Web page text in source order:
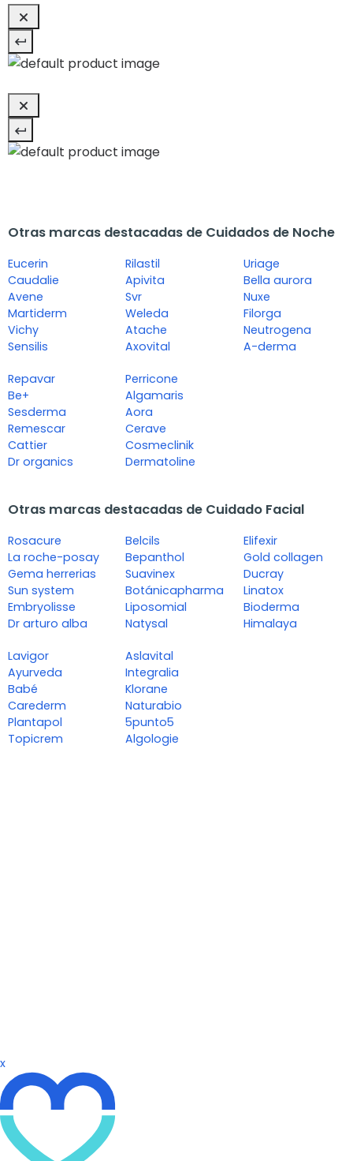
Otras marcas destacadas de Cuidados de Noche
Eucerin
Caudalie
Avene
Martiderm
Vichy
Sensilis
Rilastil
Apivita
Svr
Weleda
Atache
Axovital
Uriage
Bella aurora
Nuxe
Filorga
Neutrogena
A-derma
Repavar
Be+
Sesderma
Remescar
Cattier
Dr organics
Perricone
Algamaris
Aora
Cerave
Cosmeclinik
Dermatoline
Otras marcas destacadas de Cuidado Facial
Rosacure
La roche-posay
Gema herrerias
Sun system
Embryolisse
Dr arturo alba
Belcils
Bepanthol
Suavinex
Botánicapharma
Liposomial
Natysal
Elifexir
Gold collagen
Ducray
Linatox
Bioderma
Himalaya
Lavigor
Ayurveda
Babé
Carederm
Plantapol
Topicrem
Aslavital
Integralia
Klorane
Naturabio
5punto5
Algologie
x